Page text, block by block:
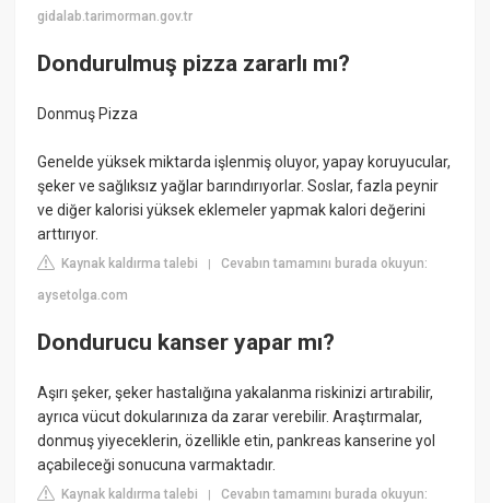
gidalab.tarimorman.gov.tr
Dondurulmuş pizza zararlı mı?
Donmuş Pizza
Genelde yüksek miktarda işlenmiş oluyor, yapay koruyucular,
şeker ve sağlıksız yağlar barındırıyorlar. Soslar, fazla peynir
ve diğer kalorisi yüksek eklemeler yapmak kalori değerini
arttırıyor.
Kaynak kaldırma talebi |Cevabın tamamını burada okuyun:
aysetolga.com
Dondurucu kanser yapar mı?
Aşırı şeker, şeker hastalığına yakalanma riskinizi artırabilir,
ayrıca vücut dokularınıza da zarar verebilir. Araştırmalar,
donmuş yiyeceklerin, özellikle etin, pankreas kanserine yol
açabileceği sonucuna varmaktadır.
Kaynak kaldırma talebi |Cevabın tamamını burada okuyun: